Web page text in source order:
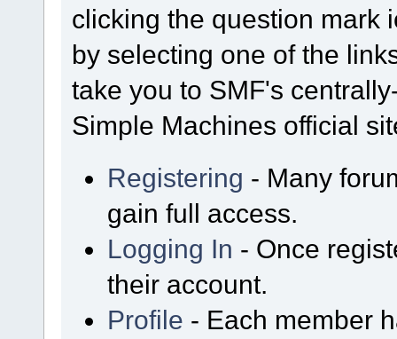
clicking the question mark
by selecting one of the
take you to SMF's
Simple Machines official
Registering - Many
gain full access.
Logging In - Once
their account.
Profile - Each member